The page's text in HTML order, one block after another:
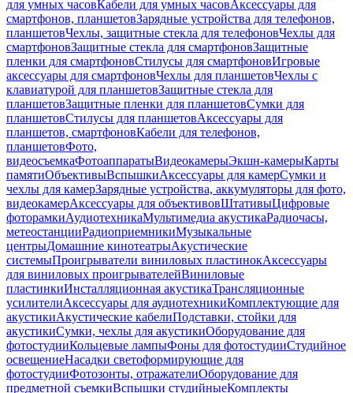
для умных часовКабели для умных часовАксессуары для
смартфонов, планшетовЗарядные устройства для телефонов,
планшетовЧехлы, защитные стекла для телефоновЧехлы для
смартфоновЗащитные стекла для смартфоновЗащитные
пленки для смартфоновСтилусы для смартфоновИгровые
аксессуары для смартфоновЧехлы для планшетовЧехлы с
клавиатурой для планшетовЗащитные стекла для
планшетовЗащитные пленки для планшетовСумки для
планшетовСтилусы для планшетовАксессуары для
планшетов, смартфоновКабели для телефонов,
планшетовФото,
видеосъемкаФотоаппаратыВидеокамерыЭкшн-камерыКарты
памятиОбъективыВспышкиАксессуары для камерСумки и
чехлы для камерЗарядные устройства, аккумуляторы для фото,
видеокамерАксессуары для объективовШтативыЦифровые
фоторамкиАудиотехникаМультимедиа акустикаРадиочасы,
метеостанцииРадиоприемникиМузыкальные
центрыДомашние кинотеатрыАкустические
системыПроигрыватели виниловых пластинокАксессуары
для виниловых проигрывателейВиниловые
пластинкиИнсталляционная акустикаТрансляционные
усилителиАксессуары для аудиотехникиКомплектующие для
акустикиАкустические кабелиПодставки, стойки для
акустикиСумки, чехлы для акустикиОборудование для
фотостудииКольцевые лампыФоны для фотостудииСтудийное
освещениеНасадки светоформирующие для
фотостудииФотозонты, отражателиОборудование для
предметной съемкиВспышки студийныеКомплекты